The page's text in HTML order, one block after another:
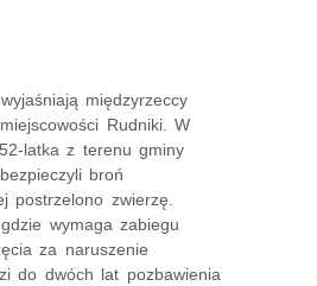
międzyrzeccy
Rudniki. W
latka z terenu gminy
broń
postrzelono zwierzę.
wymaga zabiegu
za naruszenie
do dwóch lat pozbawienia